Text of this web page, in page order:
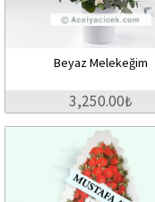
Beyaz Melekeğim
3,250.00₺